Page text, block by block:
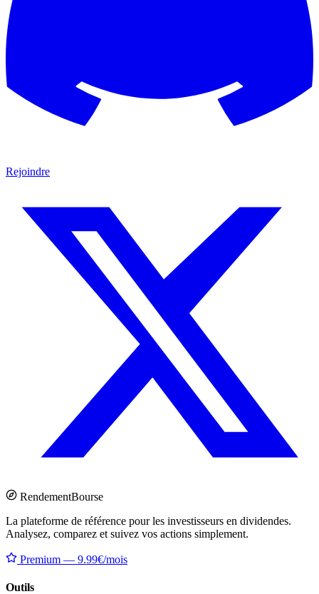
Rejoindre
RendementBourse
La plateforme de référence pour les investisseurs en dividendes.
Analysez, comparez et suivez vos actions simplement.
Premium — 9.99€/mois
Outils